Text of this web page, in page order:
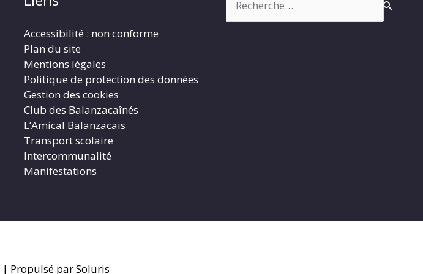
Accessibilité : non conforme
Plan du site
Mentions légales
Politique de protection des données
Gestion des cookies
Club des Balanzacaînés
L’Amical Balanzacais
Transport scolaire
Intercommunalité
Manifestations
| Propulsé par Soluris